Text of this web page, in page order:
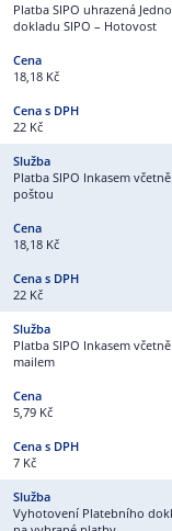
Platba SIPO uhrazená
dokladu SIPO – Hotovost
18,18 Kč
22 Kč
Platba SIPO Inkasem
poštou
18,18 Kč
22 Kč
Platba SIPO Inkasem
mailem
5,79 Kč
7 Kč
Vyhotovení Platebního